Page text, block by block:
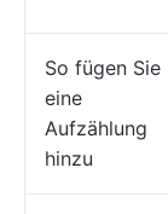
So fügen Sie
eine
Aufzählung
hinzu